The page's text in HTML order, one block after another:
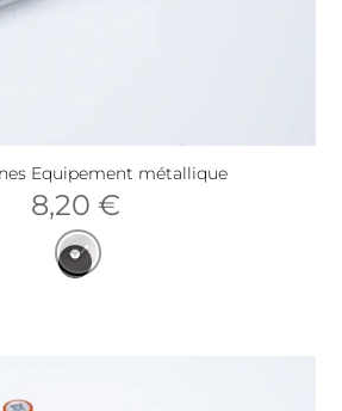
Equipement métallique
8,20 €